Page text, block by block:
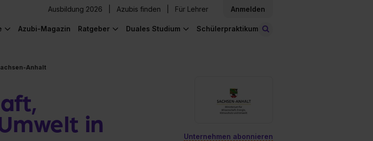
Ausbildung 2026 Azubis finden Für Lehrer Anmelden
Azubi-Magazin Ratgeber Duales Studium Schülerpraktikum
Anhalt
in Unternehmen abonnieren